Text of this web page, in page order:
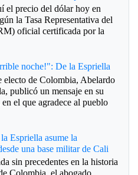
el precio del dólar hoy en
la Tasa Representativa del
oficial certificada por la
noche!": De la Espriella
electo de Colombia, Abelardo
publicó un mensaje en su
el que agradece al pueblo
Espriella asume la
una base militar de Cali
sin precedentes en la historia